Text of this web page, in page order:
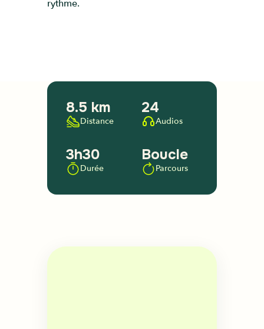
rythme.
8.5 km
Distance
24
Audios
3h30
Durée
Boucle
Parcours